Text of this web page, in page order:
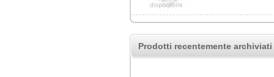
Prodotti recentemente archiviati